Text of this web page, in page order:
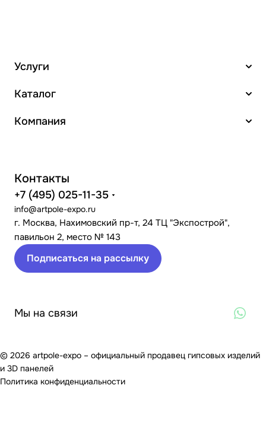
Услуги
Каталог
Компания
Контакты
+7 (495) 025-11-35
info@artpole-expo.ru
г. Москва, Нахимовский пр-т, 24 ТЦ "Экспострой",
павильон 2, место № 143
Подписаться на рассылку
Мы на связи
© 2026 artpole-expo – официальный продавец гипсовых изделий
и 3D панелей
Политика конфиденциальности